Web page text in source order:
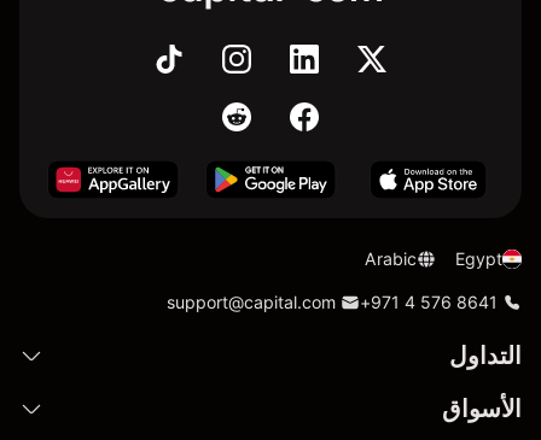
Egypt
Arabic
+971 4 576 8641
support@capital.com
التداول
الأسواق